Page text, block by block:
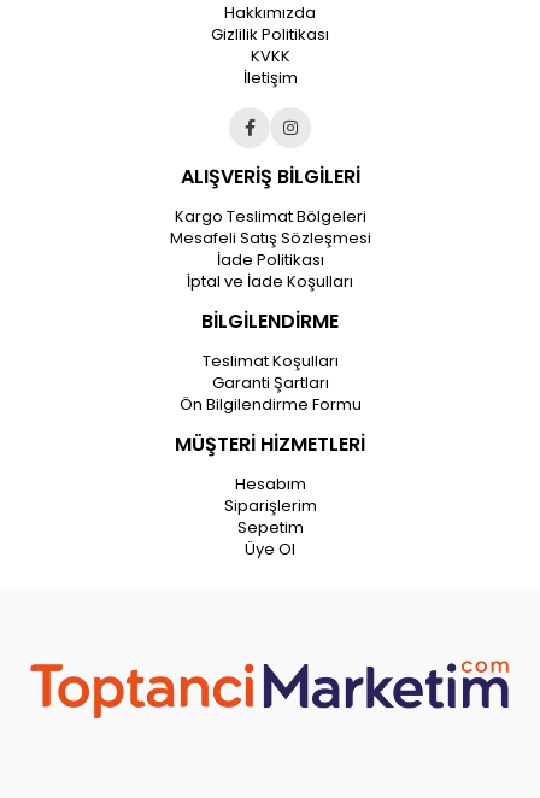
Hakkımızda
Gizlilik Politikası
KVKK
İletişim
ALIŞVERİŞ BİLGİLERİ
Kargo Teslimat Bölgeleri
Mesafeli Satış Sözleşmesi
İade Politikası
İptal ve İade Koşulları
BİLGİLENDİRME
Teslimat Koşulları
Garanti Şartları
Ön Bilgilendirme Formu
MÜŞTERİ HİZMETLERİ
Hesabım
Siparişlerim
Sepetim
Üye Ol